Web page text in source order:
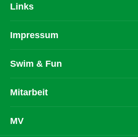
Links
Impressum
Swim & Fun
Mitarbeit
MV